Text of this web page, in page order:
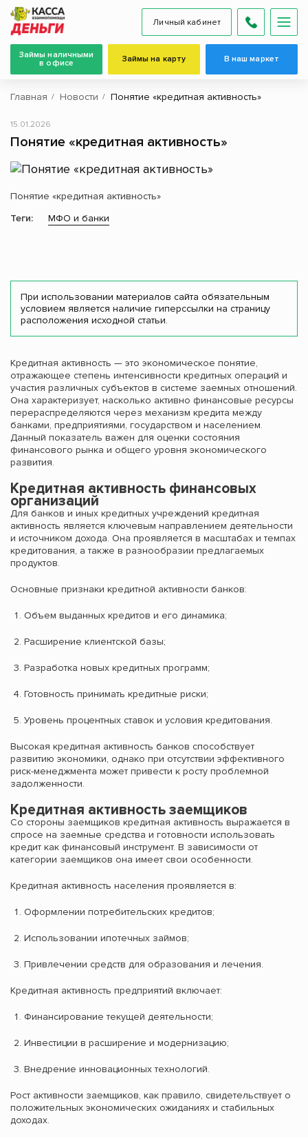
Личный кабинет
Займы наличными
в офисе
Займы на карту В наш маркет
Главная Новости Понятие «кредитная активность»
Понятие «кредитная активность»
15.01.2026
Понятие «кредитная активность»
Теги:
МФО и банки
При использовании материалов сайта обязательным
условием является наличие гиперссылки на страницу
расположения исходной статьи.
Кредитная активность — это экономическое понятие,
отражающее степень интенсивности кредитных операций и
участия различных субъектов в системе заемных отношений.
Она характеризует, насколько активно финансовые ресурсы
перераспределяются через механизм кредита между
банками, предприятиями, государством и населением.
Данный показатель важен для оценки состояния
финансового рынка и общего уровня экономического
развития.
Кредитная активность финансовых
организаций
Для банков и иных кредитных учреждений кредитная
активность является ключевым направлением деятельности
и источником дохода. Она проявляется в масштабах и темпах
кредитования, а также в разнообразии предлагаемых
продуктов.
Основные признаки кредитной активности банков:
Объем выданных кредитов и его динамика;
Расширение клиентской базы;
Разработка новых кредитных программ;
Готовность принимать кредитные риски;
Уровень процентных ставок и условия кредитования.
Высокая кредитная активность банков способствует
развитию экономики, однако при отсутствии эффективного
риск-менеджмента может привести к росту проблемной
задолженности.
Кредитная активность заемщиков
Со стороны заемщиков кредитная активность выражается в
спросе на заемные средства и готовности использовать
кредит как финансовый инструмент. В зависимости от
категории заемщиков она имеет свои особенности.
Кредитная активность населения проявляется в:
Оформлении потребительских кредитов;
Использовании ипотечных займов;
Привлечении средств для образования и лечения.
Кредитная активность предприятий включает:
Финансирование текущей деятельности;
Инвестиции в расширение и модернизацию;
Внедрение инновационных технологий.
Рост активности заемщиков, как правило, свидетельствует о
положительных экономических ожиданиях и стабильных
доходах.